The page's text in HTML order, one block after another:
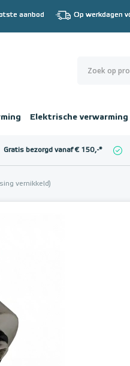
aanbod Op werkdagen
Elektrische verwarming
Gratis bezorgd vanaf € 150,-*
vernikkeld)